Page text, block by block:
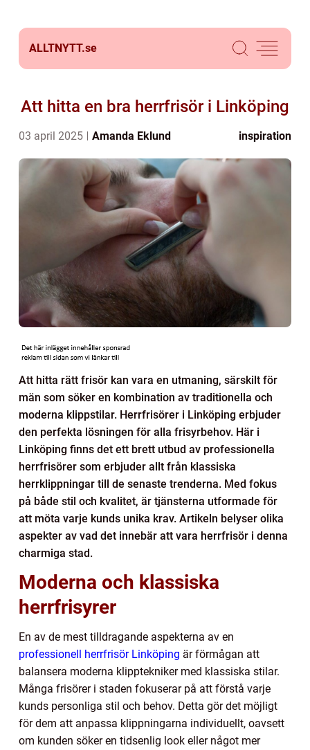
ALLTNYTT.se
Att hitta en bra herrfrisör i Linköping
03 april 2025 Amanda Eklund inspiration
Att hitta rätt frisör kan vara en utmaning, särskilt för
män som söker en kombination av traditionella och
moderna klippstilar. Herrfrisörer i Linköping erbjuder
den perfekta lösningen för alla frisyrbehov. Här i
Linköping finns det ett brett utbud av professionella
herrfrisörer som erbjuder allt från klassiska
herrklippningar till de senaste trenderna. Med fokus
på både stil och kvalitet, är tjänsterna utformade för
att möta varje kunds unika krav. Artikeln belyser olika
aspekter av vad det innebär att vara herrfrisör i denna
charmiga stad.
Moderna och klassiska
herrfrisyrer
En av de mest tilldragande aspekterna av en
professionell herrfrisör Linköping är förmågan att
balansera moderna klipptekniker med klassiska stilar.
Många frisörer i staden fokuserar på att förstå varje
kunds personliga stil och behov. Detta gör det möjligt
för dem att anpassa klippningarna individuellt, oavsett
om kunden söker en tidsenlig look eller något mer